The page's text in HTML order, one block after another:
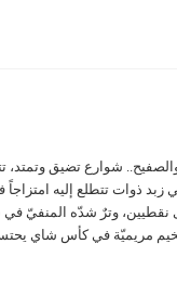
شوارع تضيق
ذوات تتطلع إليه امتزاجاً
نقطيين، وترٌ شدّه المنفيّ
مريميّة في كأس شاي